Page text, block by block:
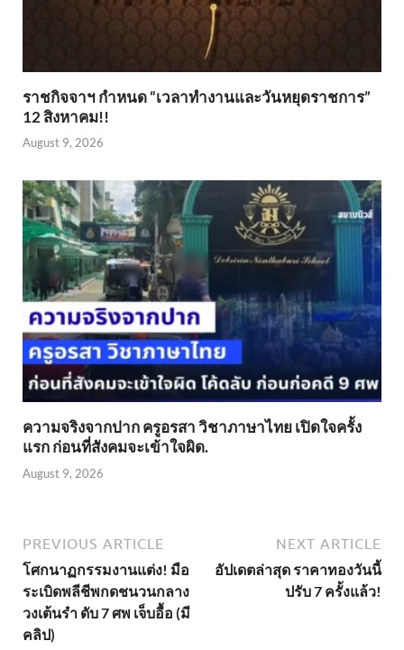
ราชกิจจาฯ กำหนด “เวลาทำงานและวันหยุดราชการ”
12 สิงหาคม!!
August 9, 2026
ความจริงจากปาก ครูอรสา วิชาภาษาไทย เปิดใจครั้ง
แรก ก่อนที่สังคมจะเข้าใจผิด.
August 9, 2026
PREVIOUS ARTICLE
โศกนาฏกรรมงานแต่ง! มือ
ระเบิดพลีชีพกดชนวนกลาง
วงเต้นรำ ดับ 7 ศพ เจ็บอื้อ (มี
คลิป)
NEXT ARTICLE
อัปเดตล่าสุด ราคาทองวันนี้
ปรับ 7 ครั้งแล้ว!